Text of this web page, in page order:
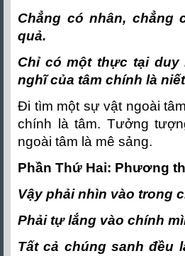
Chẳng có nhân, chẳng
quả.
Chỉ có một thực tại
nghĩ của tâm chính là
Ði tìm một sự vật ngoài
chính là tâm. Tưởng
ngoài tâm là mê sảng.
Phần Thứ Hai: Phương
Vậy phải nhìn vào trong
Phải tự lắng vào chính
Tất cả chúng sanh đều